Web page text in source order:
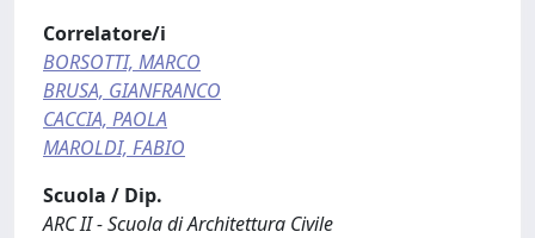
Correlatore/i
BORSOTTI, MARCO
BRUSA, GIANFRANCO
CACCIA, PAOLA
MAROLDI, FABIO
Scuola / Dip.
ARC II - Scuola di Architettura Civile